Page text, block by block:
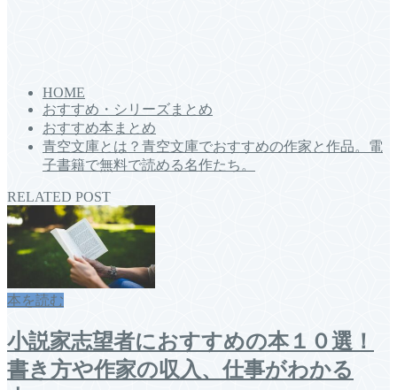
HOME
おすすめ・シリーズまとめ
おすすめ本まとめ
青空文庫とは？青空文庫でおすすめの作家と作品。電
子書籍で無料で読める名作たち。
RELATED POST
本を読む
小説家志望者におすすめの本１０選！
書き方や作家の収入、仕事がわかる